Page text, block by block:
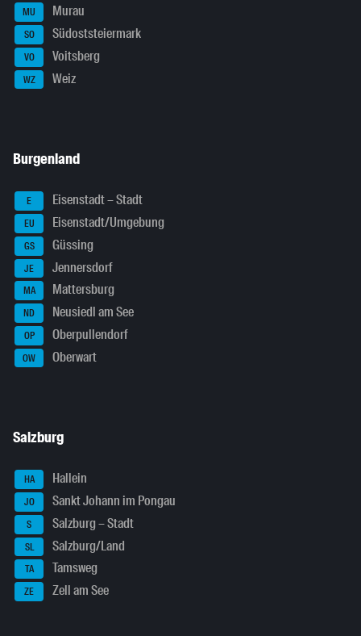
MU Murau
SO Südoststeiermark
VO Voitsberg
WZ Weiz
Burgenland
E Eisenstadt – Stadt
EU Eisenstadt/Umgebung
GS Güssing
JE Jennersdorf
MA Mattersburg
ND Neusiedl am See
OP Oberpullendorf
OW Oberwart
Salzburg
HA Hallein
JO Sankt Johann im Pongau
S Salzburg – Stadt
SL Salzburg/Land
TA Tamsweg
ZE Zell am See